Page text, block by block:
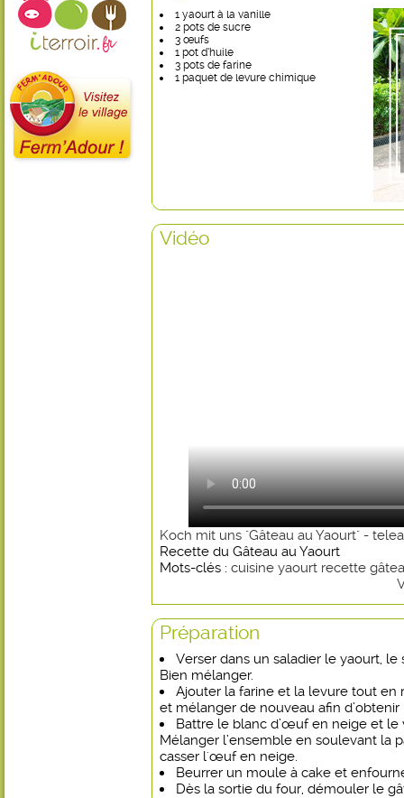
1 yaourt à la vanille
2 pots de sucre
3 œufs
1 pot d’huile
3 pots de farine
1 paquet de levure chimique
Vidéo
Koch mit uns "Gâteau au Yaourt" -
Recette du Gâteau au Yaourt
Mots-clés : cuisine yaourt recette
Préparation
Verser dans un saladier le yaourt, le
Bien mélanger.
Ajouter la farine et la levure tout en
et mélanger de nouveau afin d’obtenir
Battre le blanc d’œuf en neige et le
Mélanger l’ensemble en soulevant la
casser l'œuf en neige.
Beurrer un moule à cake et
Dès la sortie du four, démouler le